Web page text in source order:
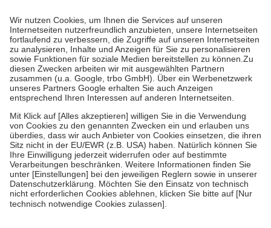
höchstens zehn Euro.
Es sind jedoch nie mehr als die tatsächlichen
Kosten der Leistung zu entrichten.
Diese Regeln gelten grundsätzlich auch für Online-Apotheken.
Bei Heilmitteln und häuslicher Krankenpflege beträgt die
Zuzahlung zehn Prozent der Kosten sowie zehn Euro je
Verordnung.
Um das Engagement der Versicherten für ihre eigene Gesundheit zu
stärken und die besondere Stellung der Familie zu unterstützen,
fallenkeine Zuzahlungenan bei:
• Kindern und Jugendlichen bis zum vollendeten 18. Lebensjahr
mit Ausnahme der Fahrkosten
• Untersuchungen zur Vorsorge und Früherkennung, die von der
GKV getragen werden
• empfohlenen Schutzimpfungen
• Harn- und Blutteststreifen